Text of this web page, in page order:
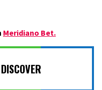
Meridiano Bet.